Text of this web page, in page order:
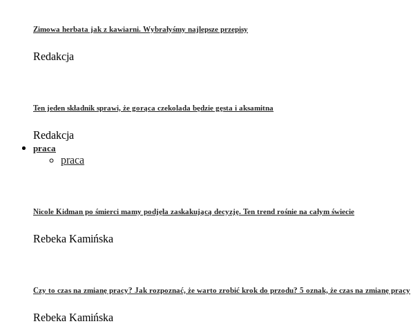
Zimowa herbata jak z kawiarni. Wybrałyśmy najlepsze przepisy
Redakcja
Ten jeden składnik sprawi, że gorąca czekolada będzie gęsta i aksamitna
Redakcja
praca
praca
Nicole Kidman po śmierci mamy podjęła zaskakującą decyzję. Ten trend rośnie na całym świecie
Rebeka Kamińska
Czy to czas na zmianę pracy? Jak rozpoznać, że warto zrobić krok do przodu? 5 oznak, że czas na zmianę pracy
Rebeka Kamińska